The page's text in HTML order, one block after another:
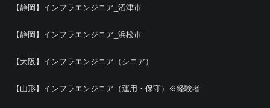
【静岡】インフラエンジニア_沼津市
【静岡】インフラエンジニア_浜松市
【大阪】インフラエンジニア（シニア）
【山形】インフラエンジニア（運用・保守）※経験者